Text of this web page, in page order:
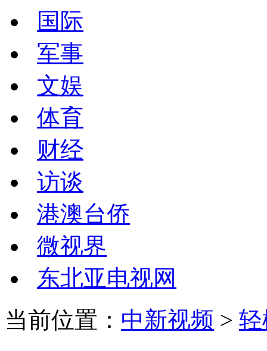
国际
军事
文娱
体育
财经
访谈
港澳台侨
微视界
东北亚电视网
当前位置： 中新视频 >